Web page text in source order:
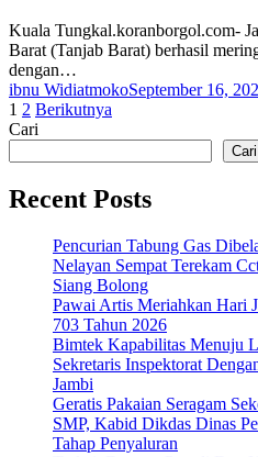
Kuala Tungkal.koranborgol.com-
Barat (Tanjab Barat) berhasil
dengan…
ibnu WidiatmokoSeptember 16,
Paginasi
pos
1 2 Berikutnya
Cari
Cari
Recent Posts
Pencurian Tabung Gas
Nelayan Sempat Terekam
Siang Bolong
Pawai Artis Meriahkan Hari
703 Tahun 2026
Bimtek Kapabilitas Menuju
Sekretaris Inspektorat
Jambi
Geratis Pakaian Seragam
SMP, Kabid Dikdas Dinas
Tahap Penyaluran